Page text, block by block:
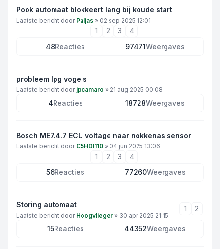
Pook automaat blokkeert lang bij koude start
Laatste bericht door Paljas » 02 sep 2025 12:01
1 2 3
4
48Reacties 97471Weergaves
probleem lpg vogels
Laatste bericht door jpcamaro » 21 aug 2025 00:08
4Reacties 18728Weergaves
Bosch ME7.4.7 ECU voltage naar nokkenas sensor
Laatste bericht door C5HDI110 » 04 jun 2025 13:06
1 2 3
4
56Reacties 77260Weergaves
Storing automaat
Laatste bericht door Hoogvlieger » 30 apr 2025 21:15
1 2
15Reacties 44352Weergaves